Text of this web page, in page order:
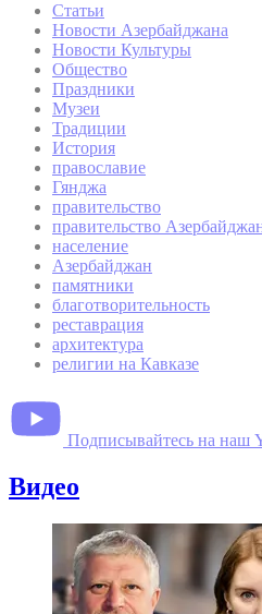
Статьи
Новости Азербайджана
Новости Культуры
Общество
Праздники
Музеи
Традиции
История
православие
Гянджа
правительство
правительство
население
Азербайджан
памятники
благотворительность
реставрация
архитектура
религии на Кавказе
Подписывайтесь на наш
Видео